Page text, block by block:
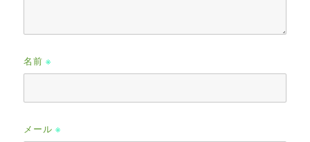
名前※
メール※